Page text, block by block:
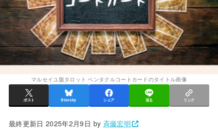
マルセイユ版タロット ペンタクルコートカードのタイトル画像
ポスト Bluesky シェア 送る リンク
最終更新日 2025年2月9日 by 斉藤宏明